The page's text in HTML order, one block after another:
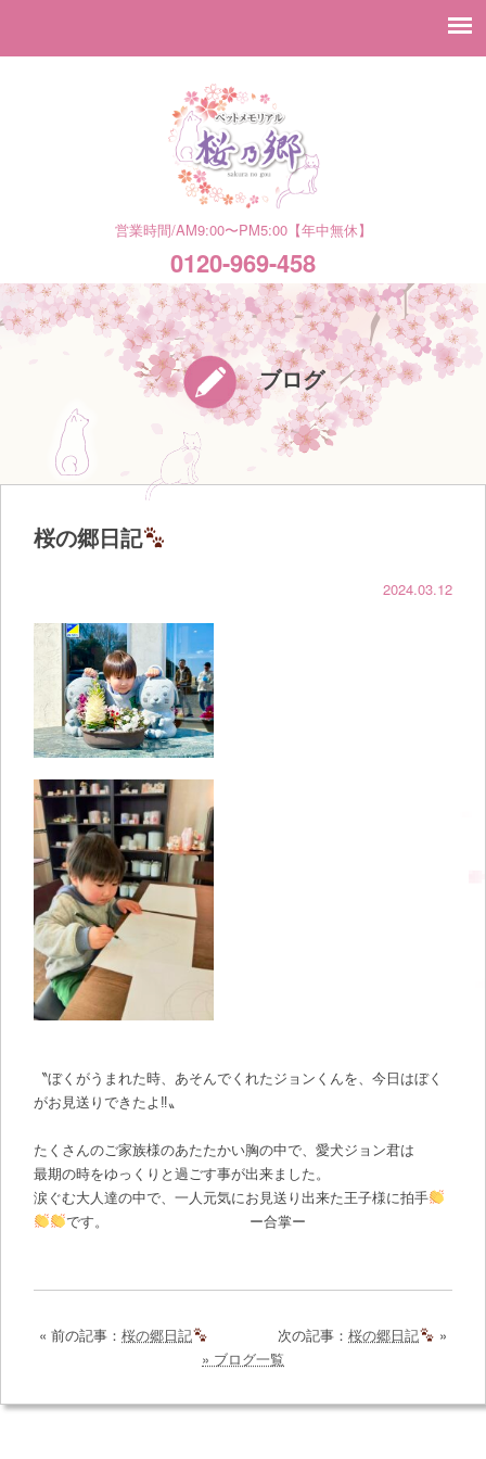
営業時間/AM9:00〜PM5:00【年中無休】
0120-969-458
ブログ
桜の郷日記
2024.03.12
〝ぼくがうまれた時、あそんでくれたジョンくんを、今日はぼく
がお見送りできたよ‼〟
たくさんのご家族様のあたたかい胸の中で、愛犬ジョン君は
最期の時をゆっくりと過ごす事が出来ました。
涙ぐむ大人達の中で、一人元気にお見送り出来た王子様に拍手
です。 ー合掌ー
« 前の記事： 桜の郷日記 次の記事：桜の郷日記
»
» ブログ一覧